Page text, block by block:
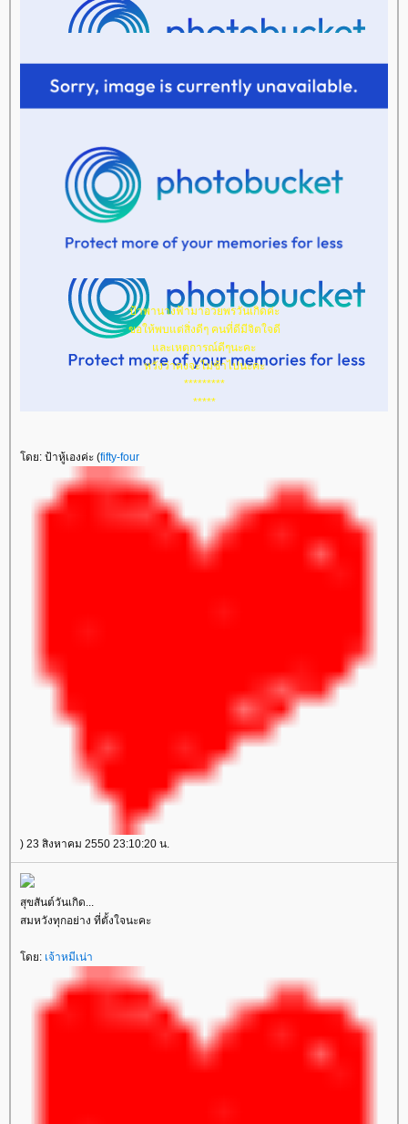
ป้าพานางฟ้ามาอวยพรวันเกิดค่ะ
ขอให้พบแต่สิ่งดีๆ คนที่ดีมีจิตใจดี
ละเหตุการณ์ดีๆนะคะ
หวังว่าคงจะไม่ช้าไปนะคะ
*********
*****
ดย: ป้าหู้เองค่ะ (fifty-four
) 23 สิงหาคม 2550 23:10:20 น.
สุขสันต์วันเกิด...
สมหวังทุกอย่าง ที่ตั้งใจนะคะ
ดย: เจ้าหมีเน่า